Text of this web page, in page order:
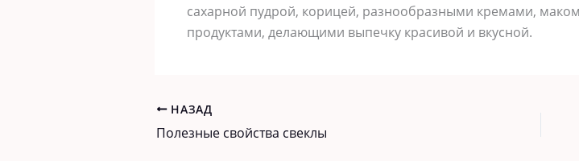
сахарной пудрой, корицей, разнообразными кремами,
продуктами, делающими выпечку красивой и вкусной.
НАЗАД
Полезные свойства свеклы